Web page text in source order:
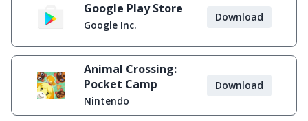
Google Play Store
Google Inc.
Download
Animal Crossing:
Pocket Camp
Nintendo
Download